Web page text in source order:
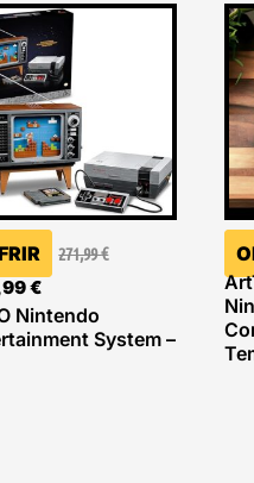
271,99€
:
€.
€
Le
prix
actuel
est :
249,99 €.
Nintendo
System –